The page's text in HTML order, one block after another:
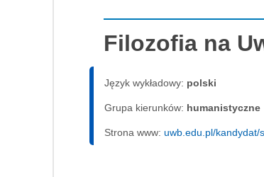
Filozofia na
Język wykładowy: polski
Grupa kierunków: humanistyczne
Strona www: uwb.edu.pl/kandydat/